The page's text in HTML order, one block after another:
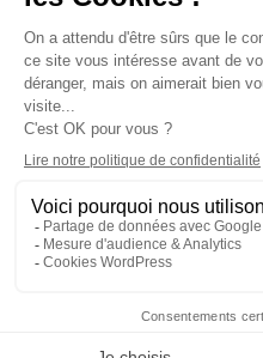
Contactez-nous-
confidentialité-Gestion des